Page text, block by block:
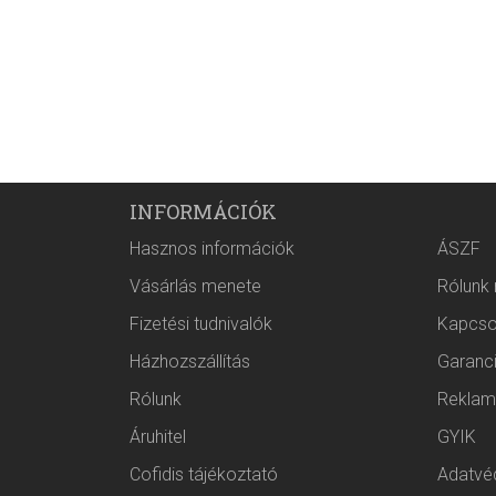
INFORMÁCIÓK
Hasznos információk
ÁSZF
Vásárlás menete
Fizetési tudnivalók
Házhozszállítás
Rólunk
Áruhitel
GYIK
Cofidis tájékoztató